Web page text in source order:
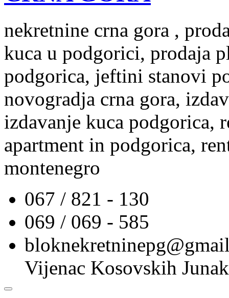
nekretnine crna gora ,
kuca u podgorici, prodaja
podgorica, jeftini stanovi
novogradja crna gora,
izdavanje kuca podgorica,
apartment in podgorica,
montenegro
067 / 821 - 130
069 / 069 - 585
Vijenac Kosovskih